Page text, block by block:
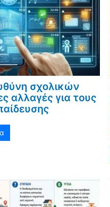
σχολικών
αλλαγές για τους